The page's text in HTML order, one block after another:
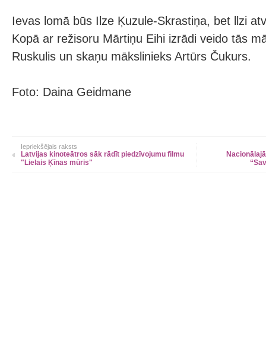
Ievas lomā būs Ilze Ķuzule-Skrastiņa, bet llzi
Kopā ar režisoru Mārtiņu Eihi izrādi veido tās
Ruskulis un skaņu mākslinieks Artūrs Čukurs.
Foto: Daina Geidmane
Iepriekšējais raksts
Latvijas kinoteātros sāk rādīt piedzīvojumu filmu
"Lielais Ķīnas mūris"